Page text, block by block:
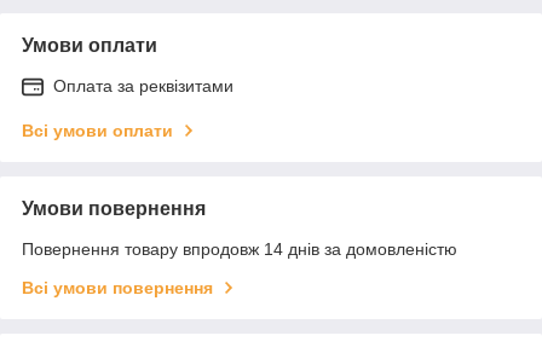
Умови оплати
Оплата за реквізитами
Всі умови оплати
Умови повернення
Повернення товару впродовж 14 днів за домовленістю
Всі умови повернення